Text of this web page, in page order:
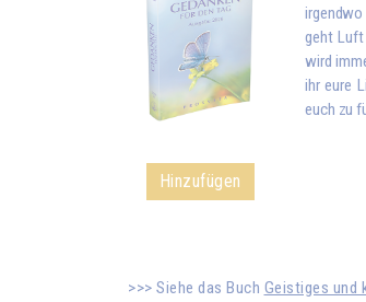
Hinzufügen
geht Luft
wird
ihr eure
euch zu
Siehe das Buch Geistiges und